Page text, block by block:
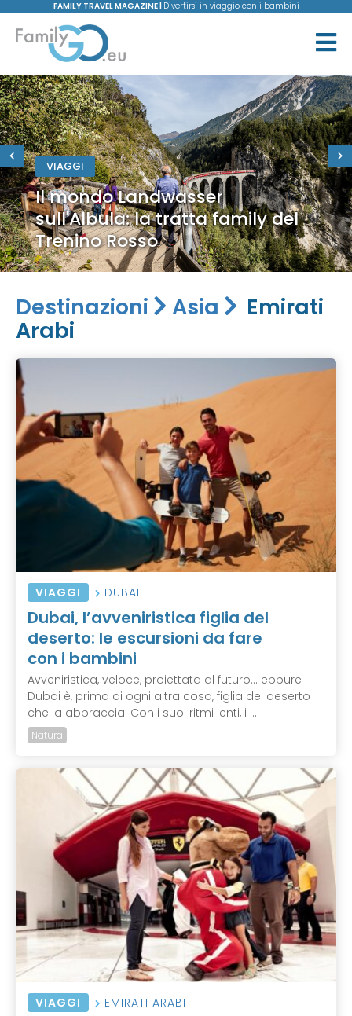
FAMILY TRAVEL MAGAZINE | Divertirsi in viaggio con i bambini
VIAGGI
Il mondo Landwasser
sull'Albula: la tratta family del
Trenino Rosso
Destinazioni Asia
Emirati
Arabi
VIAGGI DUBAI
Dubai, l’avveniristica figlia del
deserto: le escursioni da fare
con i bambini
Avveniristica, veloce, proiettata al futuro... eppure
Dubai è, prima di ogni altra cosa, figlia del deserto
che la abbraccia. Con i suoi ritmi lenti, i ...
Natura
VIAGGI EMIRATI ARABI